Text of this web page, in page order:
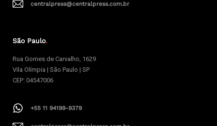
centralpress@centralpress.com.br
São Paulo.
Rua Gomes de Carvalho, 1629
Vila Olímpia | São Paulo | SP
CEP: 04547006
+55 11 94199-9379